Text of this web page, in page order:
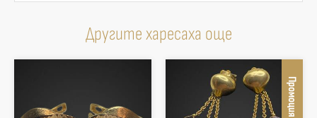
Другите харесаха още
Промоция